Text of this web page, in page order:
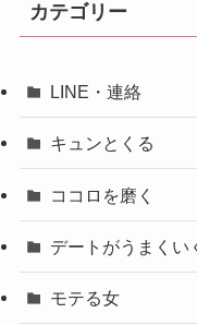
カテゴリー
LINE・連絡
キュンとくる
ココロを磨く
デートがうまくい
モテる女